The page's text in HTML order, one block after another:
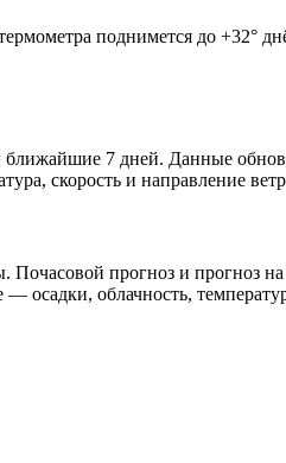
поднимется до
ближайшие 7 дней. Данные
скорость и направление
Почасовой прогноз и прогноз
осадки, облачность,